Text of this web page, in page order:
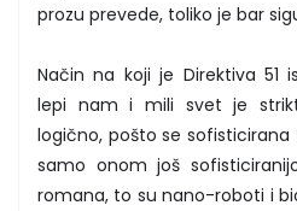
prozu prevede, toliko je bar
Način na koji je Direktiva 51
lepi nam i mili svet je
logično, pošto se
samo onom još
romana, to su nano-roboti i